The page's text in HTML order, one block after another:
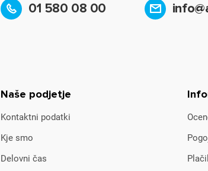
01 580 08 00
Naše podjetje
Kontaktni podatki
Kje smo
Delovni čas